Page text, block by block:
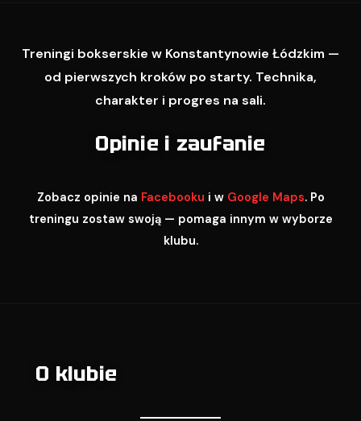
Treningi bokserskie w Konstantynowie Łódzkim —
od pierwszych kroków po starty. Technika,
charakter i progres na sali.
Opinie i zaufanie
Zobacz opinie na Facebooku i w Google Maps. Po
treningu zostaw swoją — pomaga innym w wyborze
klubu.
O klubie